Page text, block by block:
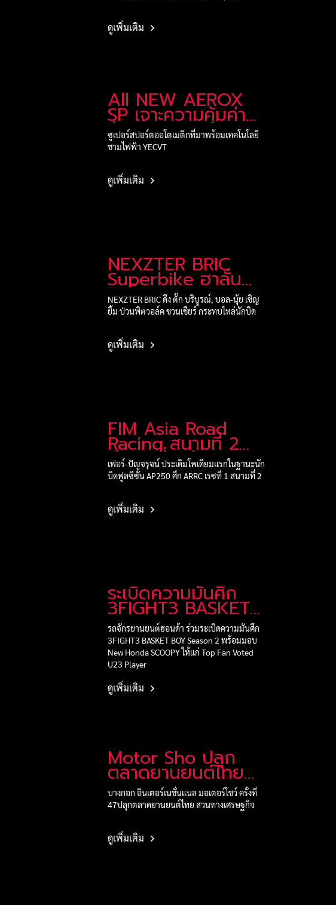
ดูเพิ่มเติม
All NEW AEROX
SP เจาะความคุ้มค่า
คุ้มราคา
ซูเปอร์สปอร์ตออโตเมติกที่มาพร้อมเทคโนโลยี
ชามไฟฟ้า YECVT
ดูเพิ่มเติม
NEXZTER BRIC
Superbike ฮาลั่น
แทร็ก! สนามเปิด
ฤดูกาล
NEXZTER BRIC ดึง ตั๊ก บริบูรณ์, บอล-นุ้ย เชิญ
ยิ้ม ป่วนพิตวอล์ค ชวนเชียร์ กระทบไหล่นักบิด
ดูเพิ่มเติม
FIM Asia Road
Racing สนามที่ 2
ศึกเรซที่ 1 รุ่น
AP250
เฟอร์-ปัญจรุจน์ ประเดิมโพเดียมแรกในฐานะนัก
บิดฟูลซีซั่น AP250 ศึก ARRC เรซที่ 1 สนามที่ 2
ดูเพิ่มเติม
ระเบิดความมันศึก
3FIGHT3 BASKET
BOY Season 2
รถจักรยานยนต์ฮอนด้า ร่วมระเบิดความมันศึก
3FIGHT3 BASKET BOY Season 2 พร้อมมอบ
New Honda SCOOPY ให้แก่ Top Fan Voted
U23 Player
ดูเพิ่มเติม
Motor Sho ปลุก
ตลาดยานยนต์ไทย
สวนทางเศรษฐกิจ
บางกอก อินเตอร์เนชั่นแนล มอเตอร์โชว์ ครั้งที่
47ปลุกตลาดยานยนต์ไทย สวนทางเศรษฐกิจ
ดูเพิ่มเติม